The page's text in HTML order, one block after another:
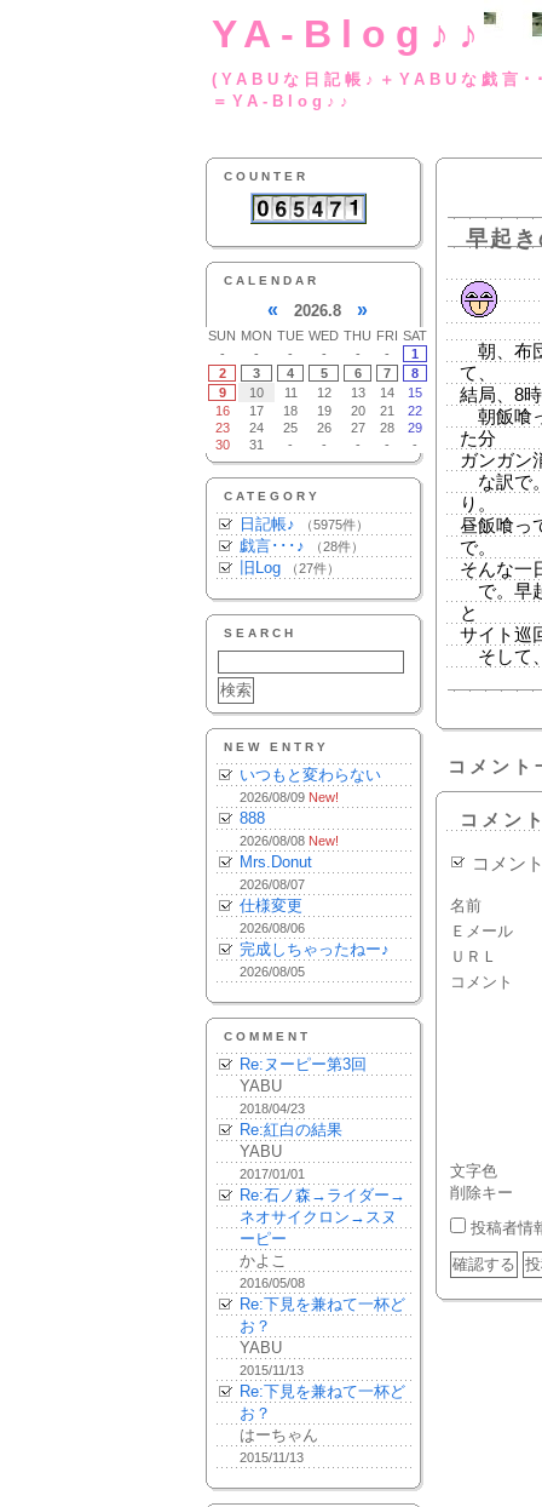
YA-Blog♪♪
(YABUな日記帳♪
＝YA-Blog♪♪
COUNTER
CALENDAR
« 2026.8 »
SUN MON TUE WED THU FRI SAT
-
- - - - -
1
2
3 4 5 6 7
8
9
10 11 12 13 14
15
16
17 18 19 20 21
22
23
24 25 26 27 28
29
30
31 - - - - -
CATEGORY
日記帳♪ （5975件）
戯言･･･♪ （28件）
旧Log （27件）
SEARCH
NEW ENTRY
いつもと変わらない
2026/08/09 New!
888
2026/08/08 New!
Mrs.Donut
2026/08/07
仕様変更
2026/08/06
完成しちゃったねー♪
2026/08/05
COMMENT
Re:ヌーピー第3回
YABU
2018/04/23
Re:紅白の結果
YABU
2017/01/01
Re:石ノ森→ライダー→
ネオサイクロン→スヌ
ーピー
かよこ
2016/05/08
Re:下見を兼ねて一杯ど
お？
YABU
2015/11/13
Re:下見を兼ねて一杯ど
お？
はーちゃん
2015/11/13
早起
朝、布
て、
結局、8
朝飯喰
た分
ガンガン
な訳で
り。
昼飯喰っ
で。
そんな一
で。早
と
サイト巡
そして
コメント
コメン
コメン
名前
Ｅメール
ＵＲＬ
コメント
文字色
削除キー
投稿者情